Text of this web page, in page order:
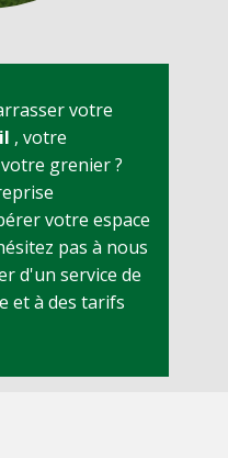
votre
, votre
grenier ?
votre espace
pas à nous
d'un service de
et à des tarifs